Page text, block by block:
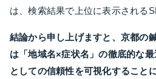
は、検索結果で上位に表示される
結論から申し上げますと、京都の
は「地域名×症状名」の徹底的な
としての信頼性を可視化すること